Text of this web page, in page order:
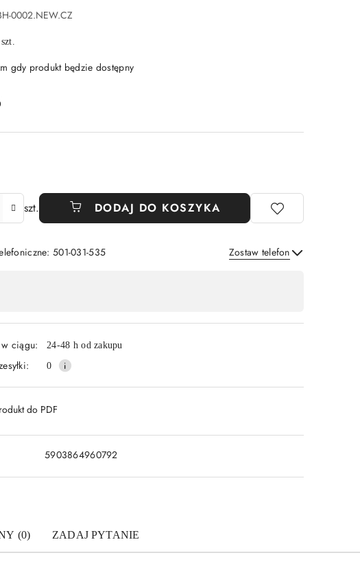
0002.NEW.CZ
szt.
gdy produkt będzie dostępny
szt. DODAJ DO KOSZYKA
501-031-535 Zostaw telefon
w ciągu: 24-48 h od zakupu
0
do PDF
5903864960792
(0) ZADAJ PYTANIE